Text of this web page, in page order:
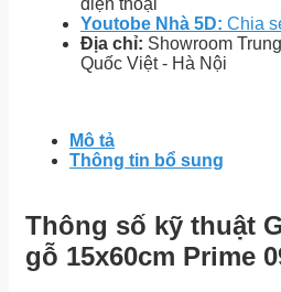
Youtobe Nhà 5D: Chia
Địa chỉ: Showroom
Quốc Việt - Hà Nội
Mô tả
Thông tin bổ sung
Thông số kỹ thuật
gỗ 15x60cm Prime